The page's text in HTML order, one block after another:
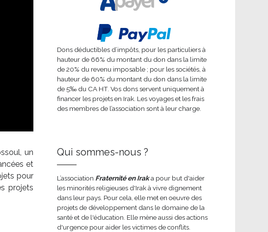
un
et
pour
projets
Dons déductibles d’impôts, pour les particuliers à
hauteur de 66% du montant du don dans la limite
de 20% du revenu imposable ; pour les sociétés, à
hauteur de 60% du montant du don dans la limite
de 5‰ du CA HT. Vos dons servent uniquement à
financer les projets en Irak. Les voyages et les frais
des membres de l’association sont à leur charge.
Qui sommes-nous ?
L’association Fraternité en Iraka pour but d'aider
les minorités religieuses d'Irak à vivre dignement
dans leur pays. Pour cela, elle met en oeuvre des
projets de développement dans le domaine de la
santé et de l'éducation. Elle mène aussi des actions
d'urgence pour aider les victimes de conflits.